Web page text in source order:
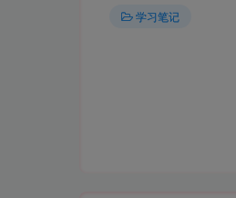
学习笔记